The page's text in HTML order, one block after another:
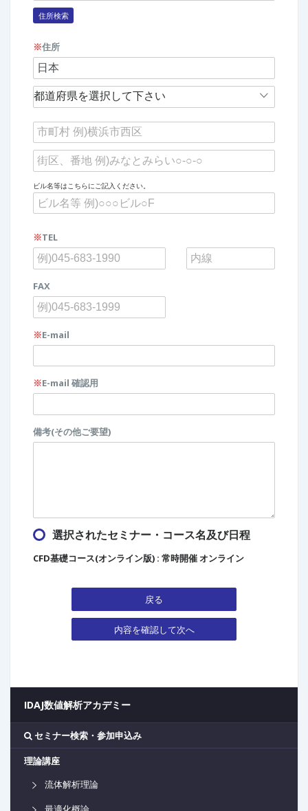
住所検索
※住所
ビル名等はこちらにご記入ください。
※TEL
FAX
※E-mail
※E-mail 確認用
備考(その他ご要望)
選択されたセミナー・コース名及び日程
CFD基礎コース(オンライン版) : 常時開催 オンライン
戻る
内容を確認して次へ
IDAJ数値解析アカデミー
セミナー検索・参加申込み
理論講座
流体解析理論